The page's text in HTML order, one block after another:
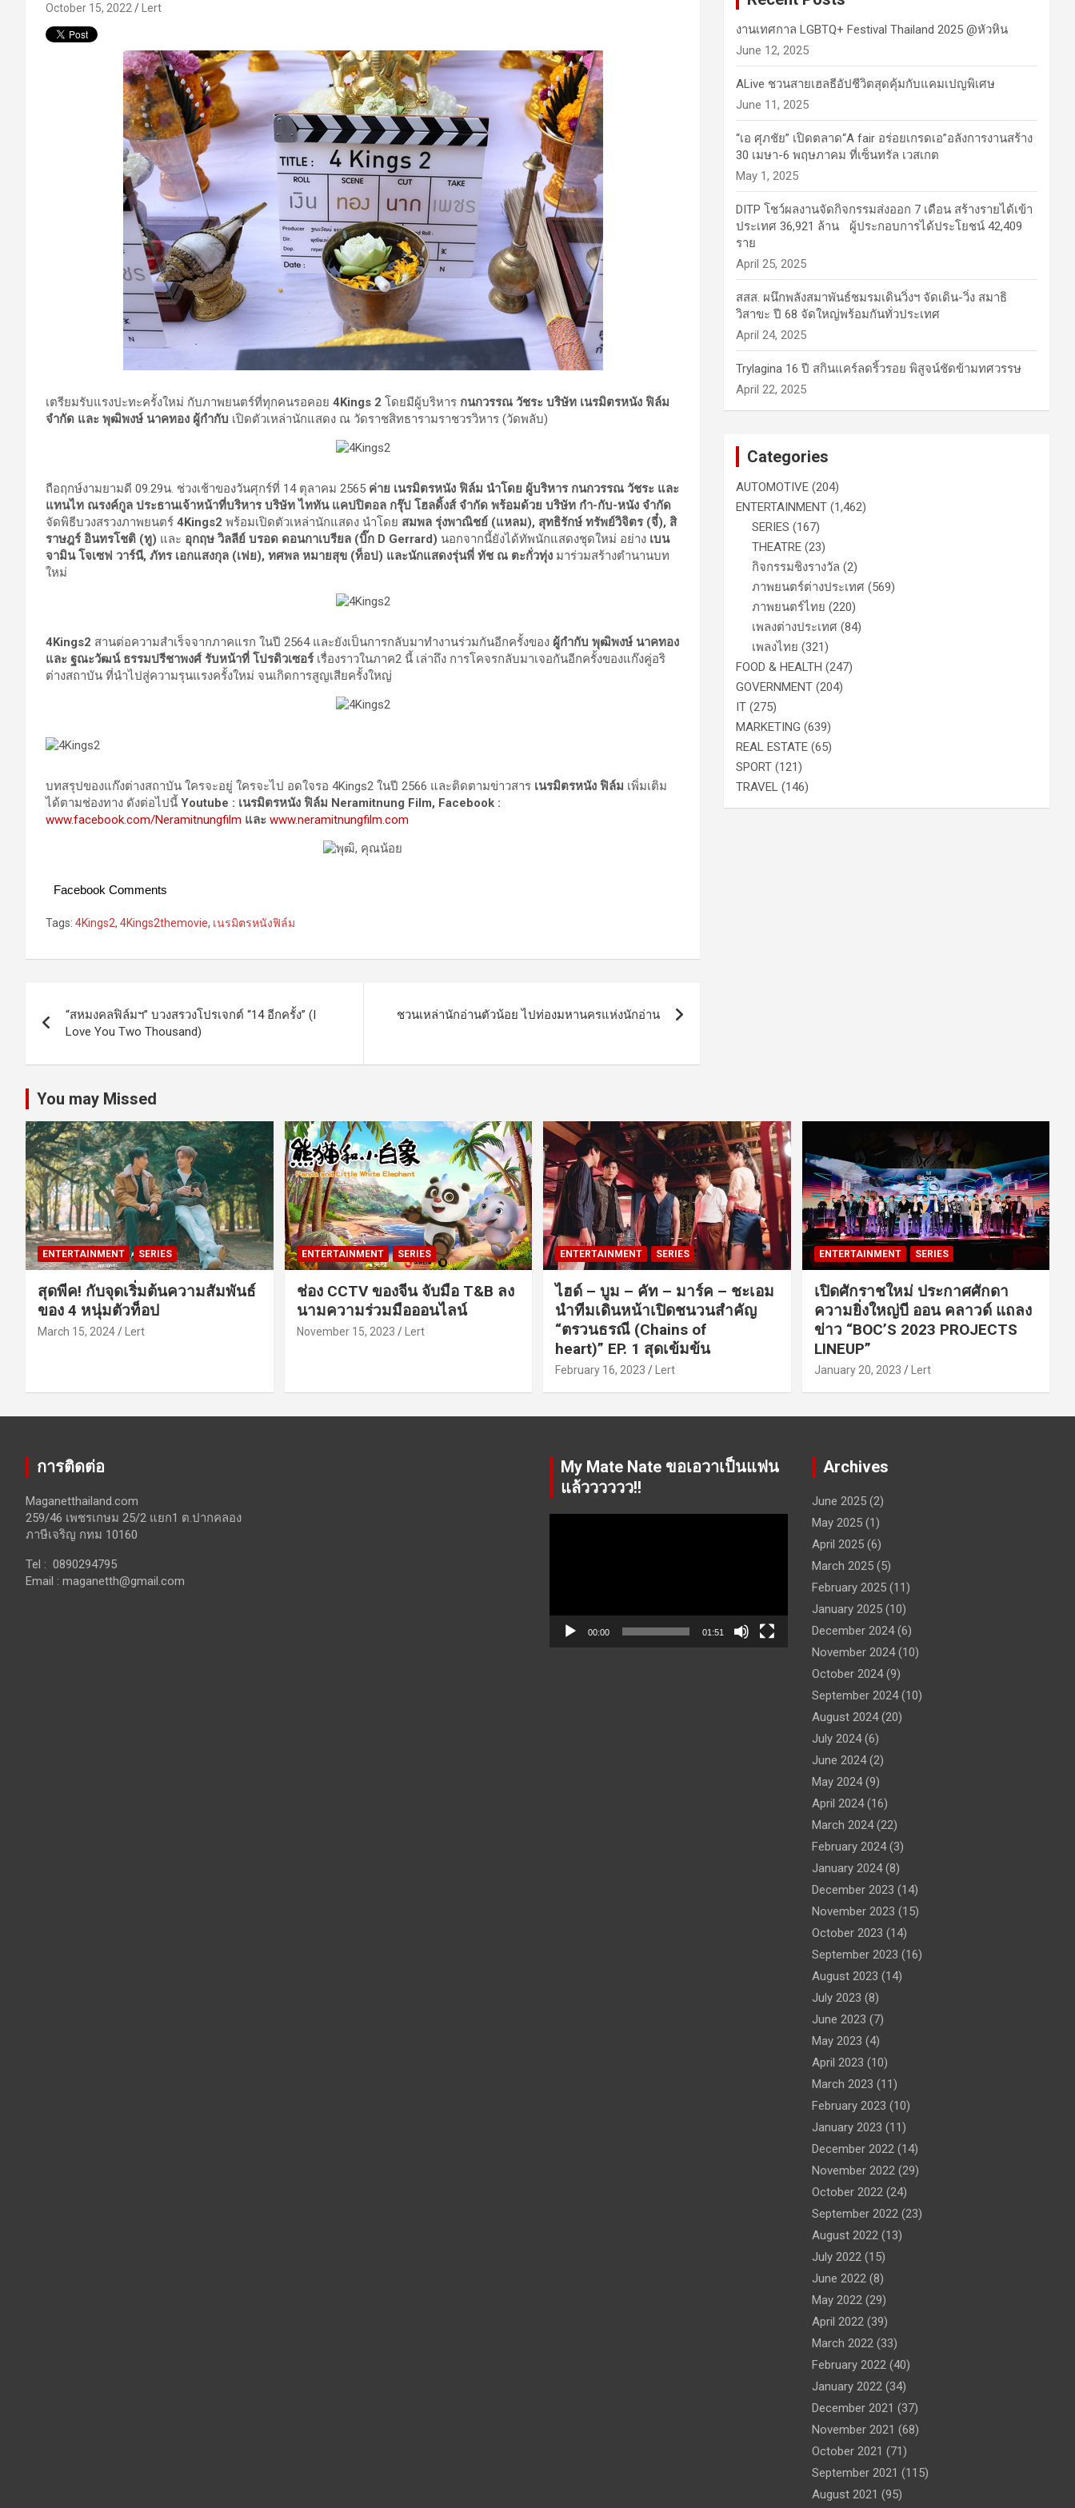
October 15, 2022 Lert
เตรียมรับแรงปะทะครั้งใหม่ กับภาพยนตร์ที่ทุกคนรอคอย 4Kings 2 โดยมีผู้บริหาร กนกวรรณ วัชระ บริษัท เนรมิตรหนัง ฟิล์ม
จำกัด และ พุฒิพงษ์ นาคทอง ผู้กำกับ เปิดตัวเหล่านักแสดง ณ วัดราชสิทธารามราชวรวิหาร (วัดพลับ)
ถือฤกษ์งามยามดี 09.29น. ช่วงเช้าของวันศุกร์ที่ 14 ตุลาคม 2565 ค่าย เนรมิตรหนัง ฟิล์ม นำโดย ผู้บริหารกนกวรรณ วัชระ และ
แทนไท ณรงค์กูล ประธานเจ้าหน้าที่บริหาร บริษัท ไททัน แคปปิตอล กรุ๊ป โฮลดิ้งส์ จำกัด พร้อมด้วย บริษัท กำ-กับ-หนัง จำกัด
จัดพิธีบวงสรวงภาพยนตร์ 4Kings2 พร้อมเปิดตัวเหล่านักแสดง นำโดย สมพล รุ่งพาณิชย์ (แหลม), สุทธิรักษ์ ทรัพย์วิจิตร (จี๋), สิ
ราษฎร์ อินทรโชติ (ทู) และ อุกฤษ วิลลีย์ บรอด ดอนกาเบรียล (บิ๊ก D Gerrard) นอกจากนี้ยังได้ทัพนักแสดงชุดใหม่ อย่าง เบน
จามิน โจเซฟ วาร์นี, ภัทร เอกแสงกุล (เฟย), ทศพล หมายสุข (ท็อป) และนักแสดงรุ่นพี่ ทัช ณ ตะกั่วทุ่ง มาร่วมสร้างตำนานบท
ใหม่
4Kings2 สานต่อความสำเร็จจากภาคแรก ในปี 2564 และยังเป็นการกลับมาทำงานร่วมกันอีกครั้งของ ผู้กำกับ พุฒิพงษ์ นาคทอง
และ ฐณะวัฒน์ ธรรมปรีชาพงศ์ รับหน้าที่ โปรดิวเซอร์เรื่องราวในภาค2 นี้ เล่าถึง การโคจรกลับมาเจอกันอีกครั้งของแก๊งคู่อริ
ต่างสถาบัน ที่นำไปสู่ความรุนแรงครั้งใหม่ จนเกิดการสูญเสียครั้งใหญ่
บทสรุปของแก๊งต่างสถาบัน ใครจะอยู่ ใครจะไป อดใจรอ 4Kings2 ในปี 2566 และติดตามข่าวสาร เนรมิตรหนัง ฟิล์ม เพิ่มเติม
ได้ตามช่องทาง ดังต่อไปนี้ Youtube : เนรมิตรหนัง ฟิล์ม Neramitnung Film, Facebook :
www.facebook.com/Neramitnungfilm และ www.neramitnungfilm.com
Facebook Comments
Tags: 4Kings2, 4Kings2themovie, เนรมิตรหนังฟิล์ม
navigation
“สหมงคลฟิล์มฯ” บวงสรวงโปรเจกต์ “14 อีกครั้ง” (I
Love You Two Thousand)
ชวนเหล่านักอ่านตัวน้อย ไปท่องมหานครแห่งนักอ่าน
งานเทศกาล LGBTQ+ Festival Thailand 2025 @หัวหิน
June 12, 2025
ALive ชวนสายเฮลธีอัปชีวิตสุดคุ้มกับแคมเปญพิเศษ
June 11, 2025
“เอ ศุภชัย” เปิดตลาด“A fair อร่อยเกรดเอ”อลังการงานสร้าง
30 เมษา-6 พฤษภาคม ที่เซ็นทรัล เวสเกต
May 1, 2025
DITP โชว์ผลงานจัดกิจกรรมส่งออก 7 เดือน สร้างรายได้เข้า
ประเทศ 36,921 ล้าน ผู้ประกอบการได้ประโยชน์ 42,409
ราย
April 25, 2025
สสส. ผนึกพลังสมาพันธ์ชมรมเดินวิ่งฯ จัดเดิน-วิ่ง สมาธิ
วิสาขะ ปี 68 จัดใหญ่พร้อมกันทั่วประเทศ
April 24, 2025
Trylagina 16 ปี สกินแคร์ลดริ้วรอย พิสูจน์ชัดข้ามทศวรรษ
April 22, 2025
Categories
AUTOMOTIVE (204)
ENTERTAINMENT (1,462)
SERIES (167)
THEATRE (23)
กิจกรรมชิงรางวัล (2)
ภาพยนตร์ต่างประเทศ (569)
ภาพยนตร์ไทย (220)
เพลงต่างประเทศ (84)
เพลงไทย (321)
FOOD & HEALTH (247)
GOVERNMENT (204)
IT (275)
MARKETING (639)
REAL ESTATE (65)
SPORT (121)
TRAVEL (146)
You may Missed
ENTERTAINMENT SERIES
สุดพีค! กับจุดเริ่มต้นความสัมพันธ์
ของ 4 หนุ่มตัวท็อป
March 15, 2024 Lert
ENTERTAINMENT SERIES
ช่อง CCTV ของจีน จับมือ T&B ลง
นามความร่วมมือออนไลน์
November 15, 2023 Lert
ENTERTAINMENT SERIES
ไฮด์ – บูม – คัท – มาร์ค – ชะเอม
นำทีมเดินหน้าเปิดชนวนสำคัญ
“ตรวนธรณี (Chains of
heart)” EP. 1 สุดเข้มข้น
February 16, 2023 Lert
ENTERTAINMENT SERIES
เปิดศักราชใหม่ ประกาศศักดา
ความยิ่งใหญ่บี ออน คลาวด์ แถลง
ข่าว “BOC’S 2023 PROJECTS
LINEUP”
January 20, 2023 Lert
การติดต่อ
Maganetthailand.com
259/46 เพชรเกษม 25/2 แยก1 ต.ปากคลอง
ภาษีเจริญ กทม 10160
Tel : 0890294795
Email : maganetth@gmail.com
My Mate Nate ขอเอวาเป็นแฟน
แล้วววววว!!
00:00 01:51
Archives
June 2025(2)
May 2025(1)
April 2025(6)
March 2025(5)
February 2025(11)
January 2025(10)
December 2024(6)
November 2024(10)
October 2024(9)
September 2024(10)
August 2024(20)
July 2024(6)
June 2024(2)
May 2024(9)
April 2024(16)
March 2024(22)
February 2024(3)
January 2024(8)
December 2023 (14)
November 2023 (15)
October 2023 (14)
September 2023 (16)
August 2023 (14)
July 2023 (8)
June 2023 (7)
May 2023 (4)
April 2023 (10)
March 2023 (11)
February 2023 (10)
January 2023 (11)
December 2022(14)
November 2022(29)
October 2022(24)
September 2022(23)
August 2022(13)
July 2022(15)
June 2022(8)
May 2022(29)
April 2022(39)
March 2022(33)
February 2022(40)
January 2022(34)
December 2021 (37)
November 2021 (68)
October 2021 (71)
September 2021 (115)
August 2021 (95)